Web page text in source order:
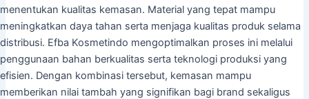
menentukan kualitas kemasan. Material yang tepat mampu
meningkatkan daya tahan serta menjaga kualitas produk selama
distribusi. Efba Kosmetindo mengoptimalkan proses ini melalui
penggunaan bahan berkualitas serta teknologi produksi yang
efisien. Dengan kombinasi tersebut, kemasan mampu
memberikan nilai tambah yang signifikan bagi brand sekaligus